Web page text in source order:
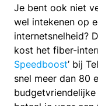
Je bent ook niet
wel intekenen op
internetsnelheid?
kost het fiber-
Speedboost’ bij
snel meer dan 80